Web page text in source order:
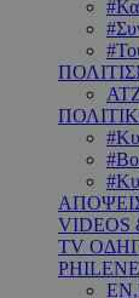
VIDEOS
TV